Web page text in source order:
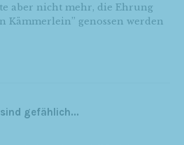
aber nicht mehr, die Ehrung
Kämmerlein” genossen werden
gefählich...